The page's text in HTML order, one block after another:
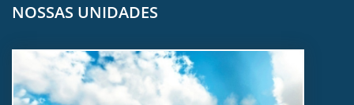
NOSSAS UNIDADES